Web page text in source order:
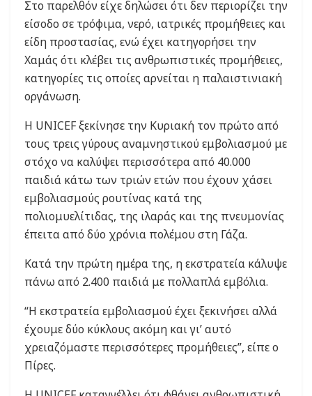
Στο παρελθόν είχε δηλώσει ότι δεν περιορίζει την
είσοδο σε τρόφιμα, νερό, ιατρικές προμήθειες και
είδη προστασίας, ενώ έχει κατηγορήσει την
Χαμάς ότι κλέβει τις ανθρωπιστικές προμήθειες,
κατηγορίες τις οποίες αρνείται η παλαιστινιακή
οργάνωση.
Η UNICEF ξεκίνησε την Κυριακή τον πρώτο από
τους τρεις γύρους αναμνηστικού εμβολιασμού με
στόχο να καλύψει περισσότερα από 40.000
παιδιά κάτω των τριών ετών που έχουν χάσει
εμβολιασμούς ρουτίνας κατά της
πολιομυελίτιδας, της ιλαράς και της πνευμονίας
έπειτα από δύο χρόνια πολέμου στη Γάζα.
Κατά την πρώτη ημέρα της, η εκστρατεία κάλυψε
πάνω από 2.400 παιδιά με πολλαπλά εμβόλια.
“Η εκστρατεία εμβολιασμού έχει ξεκινήσει αλλά
έχουμε δύο κύκλους ακόμη και γι’ αυτό
χρειαζόμαστε περισσότερες προμήθειες”, είπε ο
Πίρες.